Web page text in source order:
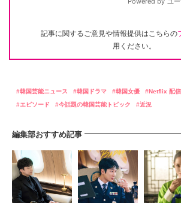
記事に関するご意見や情報提供はこちらの
用ください。
韓国芸能ニュース 韓国ドラマ 韓国女優 Netflix 配
エピソード
今話題の韓国芸能トピック 近況
編集部おすすめ記事